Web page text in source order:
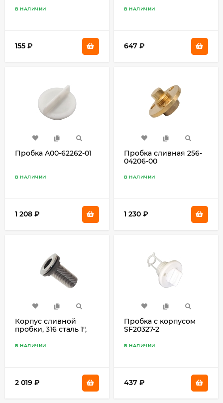
В НАЛИЧИИ
155 ₽
В НАЛИЧИИ
647 ₽
Пробка A00-62262-01
В НАЛИЧИИ
1 208 ₽
Пробка сливная 256-
04206-00
В НАЛИЧИИ
1 230 ₽
Корпус сливной
пробки, 316 сталь 1",
В НАЛИЧИИ
2 019 ₽
Пробка с корпусом
SF20327-2
В НАЛИЧИИ
437 ₽